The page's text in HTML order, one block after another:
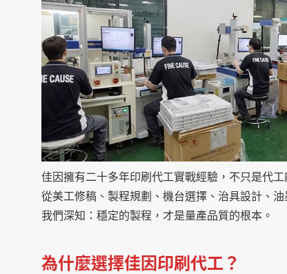
佳因擁有二十多年印刷代工實戰經驗，不只是代
從美工修稿、製程規劃、機台選擇、治具設計、
我們深知：穩定的製程，才是量產品質的根本。
為什麼選擇佳因印刷代工？